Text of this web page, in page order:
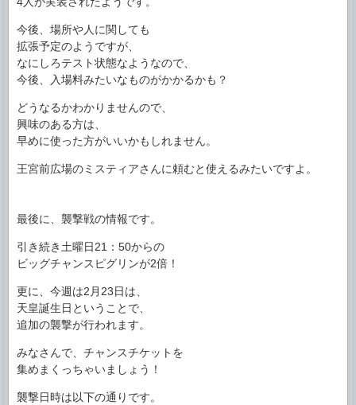
今後、場所や人に関しても
拡張予定のようですが、
なにしろテスト状態なようなので、
今後、入場料みたいなものがかかるかも？
どうなるかわかりませんので、
興味のある方は、
早めに使った方がいいかもしれません。
王宮前広場のミスティアさんに頼むと使えるみたいですよ。
最後に、襲撃戦の情報です。
引き続き土曜日21：50からの
ビッグチャンスピグリンが2倍！
更に、今週は2月23日は、
天皇誕生日ということで、
追加の襲撃が行われます。
みなさんで、チャンスチケットを
集めまくっちゃいましょう！
襲撃日時は以下の通りです。